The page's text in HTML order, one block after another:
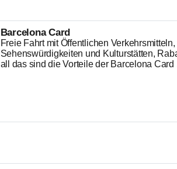
Barcelona Card
Freie Fahrt mit Öffentlichen
Sehenswürdigkeiten und Kulturstätten,
all das sind die Vorteile der Barcelona Card